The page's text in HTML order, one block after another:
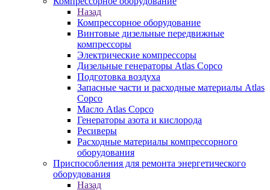
Назад
Компрессорное оборудование
Винтовые дизельные передвижные
компрессоры
Электрические компрессоры
Дизельные генераторы Atlas Copco
Подготовка воздуха
Запасные части и расходные материалы Atlas
Copco
Масло Atlas Copco
Генераторы азота и кислорода
Ресиверы
Расходные материалы компрессорного
оборудования
Приспособления для ремонта энергетического
оборудования
Назад